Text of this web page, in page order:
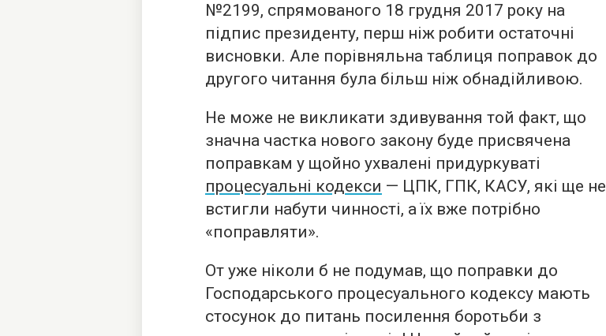
№2199, спрямованого 18 грудня 2017 року на
підпис президенту, перш ніж робити остаточні
висновки. Але порівняльна таблиця поправок до
другого читання була більш ніж обнадійливою.
Не може не викликати здивування той факт, що
значна частка нового закону буде присвячена
поправкам у щойно ухвалені придуркуваті
процесуальні кодекси — ЦПК, ГПК, КАСУ, які ще не
встигли набути чинності, а їх вже потрібно
«поправляти».
От уже ніколи б не подумав, що поправки до
Господарського процесуального кодексу мають
стосунок до питань посилення боротьби з